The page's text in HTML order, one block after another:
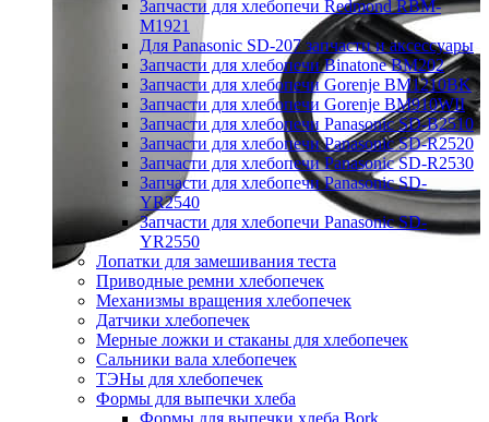
Запчасти для хлебопечи Redmond RBM-
M1921
Для Panasonic SD-207 запчасти и аксессуары
Запчасти для хлебопечи Binatone BM202
Запчасти для хлебопечи Gorenje BM1210BK
Запчасти для хлебопечи Gorenje BM910WII
Запчасти для хлебопечи Panasonic SD-B2510
Запчасти для хлебопечи Panasonic SD-R2520
Запчасти для хлебопечи Panasonic SD-R2530
Запчасти для хлебопечи Panasonic SD-
YR2540
Запчасти для хлебопечи Panasonic SD-
YR2550
Лопатки для замешивания теста
Приводные ремни хлебопечек
Механизмы вращения хлебопечек
Датчики хлебопечек
Мерные ложки и стаканы для хлебопечек
Сальники вала хлебопечек
ТЭНы для хлебопечек
Формы для выпечки хлеба
Формы для выпечки хлеба Bork